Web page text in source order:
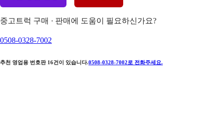
중고트럭 구매 · 판매에 도움이 필요하신가요?
0508-0328-7002
추천 영업용 번호판 16건이 있습니다.0508-0328-7002 로 전화주세요.